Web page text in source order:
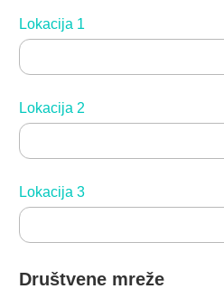
Lokacija 1
Lokacija 2
Lokacija 3
Društvene mreže